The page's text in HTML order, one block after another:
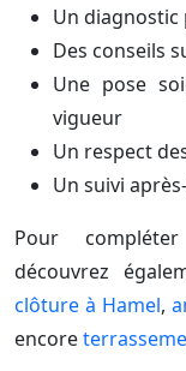
Un
Des conseils
Une pose
vigueur
Un respect
Un suivi
Pour
découvrez
clôture à Hamel,
encore